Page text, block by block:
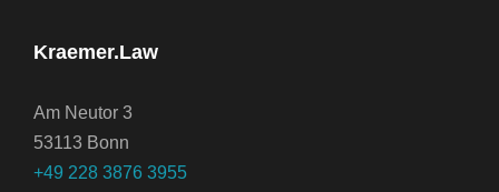
Kraemer.Law
Am Neutor 3
53113 Bonn
+49 228 3876 3955